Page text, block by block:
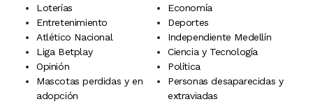
Loterías
Economía
Entretenimiento
Deportes
Atlético Nacional
Independiente Medellín
Liga Betplay
Ciencia y Tecnología
Opinión
Política
Mascotas perdidas y en
adopción
Personas desaparecidas y
extraviadas